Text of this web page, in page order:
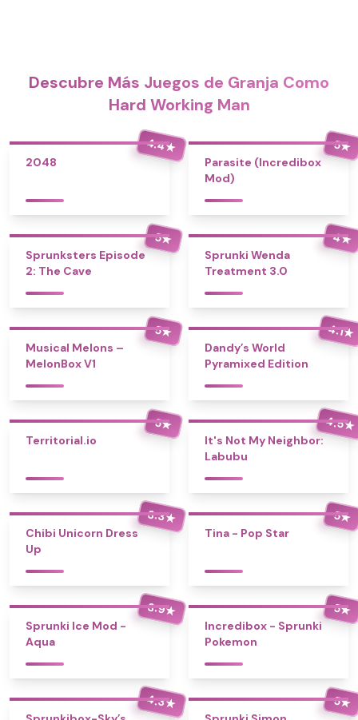
Descubre Más Juegos de Granja Como
Hard Working Man
4.4★
2048
5★
Parasite (Incredibox
Mod)
5★
Sprunksters Episode
2: The Cave
4★
Sprunki Wenda
Treatment 3.0
5★
Musical Melons –
MelonBox V1
4.1★
Dandy’s World
Pyramixed Edition
5★
Territorial.io
4.5★
It's Not My Neighbor:
Labubu
3.3★
Chibi Unicorn Dress
Up
5★
Tina - Pop Star
3.9★
Sprunki Ice Mod -
Aqua
5★
Incredibox - Sprunki
Pokemon
4.3★ 5★